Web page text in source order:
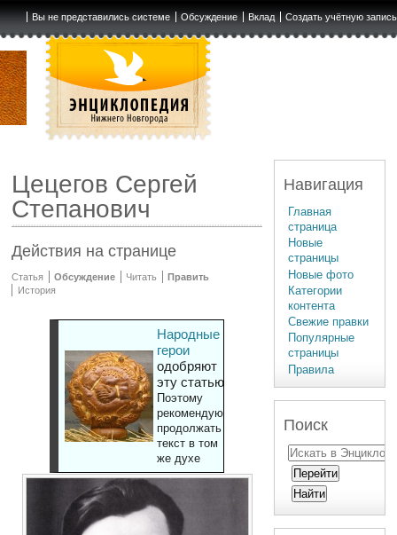
Вы не представились системе Обсуждение Вклад Создать учётную запись
Цецегов Сергей
Степанович
Действия на странице
Статья Обсуждение Читать
Править
История
Народные
герои
одобряют
эту статью
Поэтому
рекомендуют
продолжать
текст в том
же духе
Навигация
Главная
страница
Новые
страницы
Новые фото
Категории
контента
Свежие правки
Популярные
страницы
Правила
Поиск